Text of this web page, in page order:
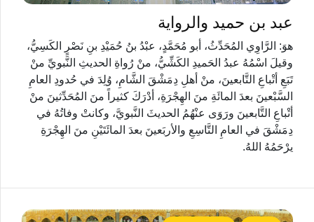
عبد بن حميد والرواية
هوَ: الرَّاوِي المُحَدِّثُ، أبو مُحَمَّدٍ، عبْدُ بنُ حُمَيْدِ بنِ نَصْرٍ الكَسِيُّ،
وقيلَ اسْمُهُ عبدُ الحَميدِ الكَشِّيُّ، منْ رُواةِ الحديثِ النَّبويِّ منْ
تَبَعِ أتْباعِ التَّابعينَ، منْ أهلِ دِمَشْقَ الشَّامِ، وُلِدَ في حُدودِ العامِ
السَّبْعينَ بعدَ المائَةِ منَ الهِجْرَةِ، أدْرَكَ كثيراً منَ المُحَدِّثينَ منْ
أتْباعِ التَّابعينَ ورَوَى عنْهُمُ الحديثَ النَّبويَّ، وكانتْ وفاتُهُ في
دِمَشْقَ في العامِ التَّاسِعِ والأربَعينَ بعدَ المائَتَيْنِ منَ الهِجْرَةِ
يرْحَمُهُ اللهُ.